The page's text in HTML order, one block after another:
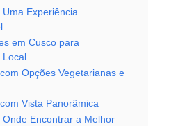
Experiência
em Cusco para
Opções Vegetarianas e
Vista Panorâmica
Encontrar a Melhor